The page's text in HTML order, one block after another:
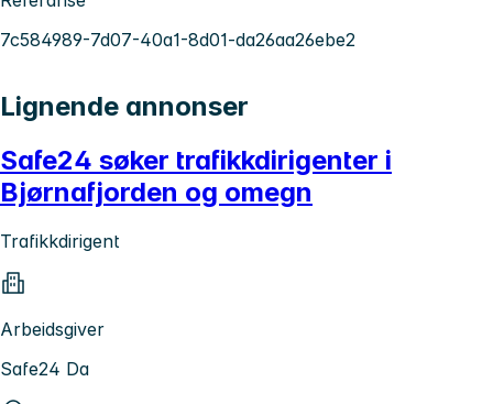
7c584989-7d07-40a1-8d01-da26aa26ebe2
Lignende annonser
Safe24 søker trafikkdirigenter i
Bjørnafjorden og omegn
Trafikkdirigent
Arbeidsgiver
Safe24 Da